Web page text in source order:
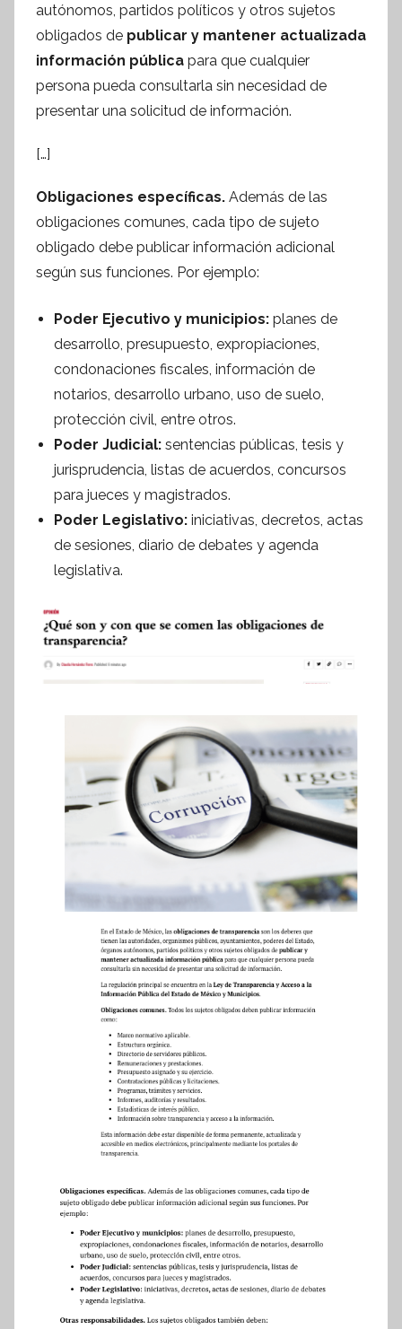
t
e
s
i
s
o
r
m
a
i
v
autónomos, partidos políticos y otros sujetos
obligados de publicar y mantener actualizada
información pública para que cualquier
persona pueda consultarla sin necesidad de
presentar una solicitud de información.
[…]
Obligaciones específicas. Además de las
obligaciones comunes, cada tipo de sujeto
obligado debe publicar información adicional
según sus funciones. Por ejemplo:
Poder Ejecutivo y municipios: planes de
desarrollo, presupuesto, expropiaciones,
condonaciones fiscales, información de
notarios, desarrollo urbano, uso de suelo,
protección civil, entre otros.
Poder Judicial: sentencias públicas, tesis y
jurisprudencia, listas de acuerdos, concursos
para jueces y magistrados.
Poder Legislativo: iniciativas, decretos, actas
de sesiones, diario de debates y agenda
legislativa.